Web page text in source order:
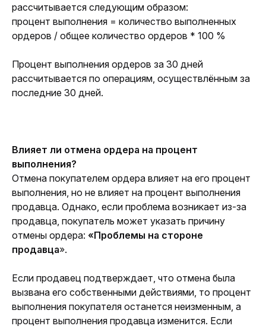
рассчитывается следующим образом:
процент выполнения = количество выполненных
ордеров / общее количество ордеров * 100 %
Процент выполнения ордеров за 30 дней
рассчитывается по операциям, осуществлённым за
последние 30 дней.
Влияет ли отмена ордера на процент
выполнения?
Отмена покупателем ордера влияет на его процент
выполнения, но не влияет на процент выполнения
продавца. Однако, если проблема возникает из-за
продавца, покупатель может указать причину
отмены ордера: «Проблемы на стороне
продавца».
Если продавец подтверждает, что отмена была
вызвана его собственными действиями, то процент
выполнения покупателя останется неизменным, а
процент выполнения продавца изменится. Если